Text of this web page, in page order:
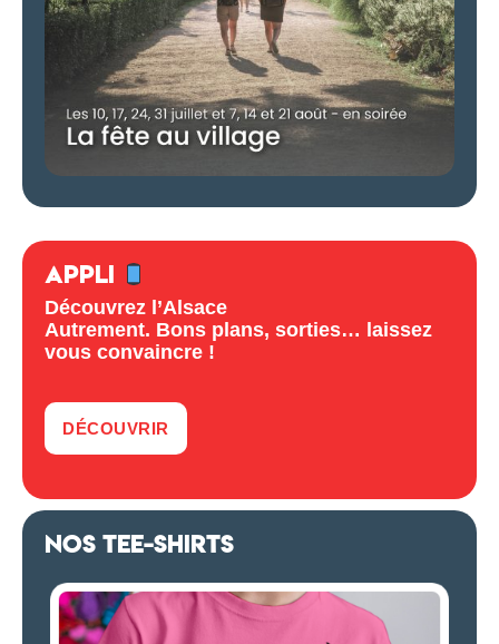
APPLI
Découvrez l’Alsace
Autrement. Bons plans, sorties… laissez
vous convaincre !
DÉCOUVRIR
NOS TEE-SHIRTS